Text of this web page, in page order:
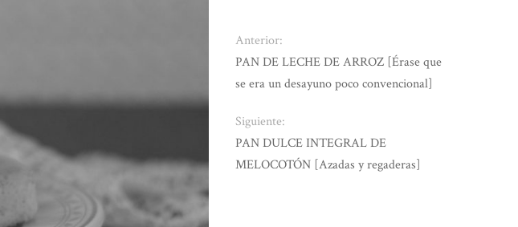
Anterior:
PAN DE LECHE DE ARROZ [Érase que
se era un desayuno poco convencional]
Siguiente:
PAN DULCE INTEGRAL DE
MELOCOTÓN [Azadas y regaderas]